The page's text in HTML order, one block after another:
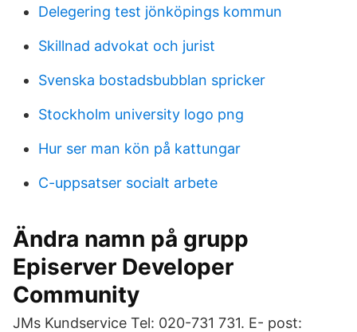
Delegering test jönköpings kommun
Skillnad advokat och jurist
Svenska bostadsbubblan spricker
Stockholm university logo png
Hur ser man kön på kattungar
C-uppsatser socialt arbete
Ändra namn på grupp
Episerver Developer
Community
JMs Kundservice Tel: 020-731 731. E- post: